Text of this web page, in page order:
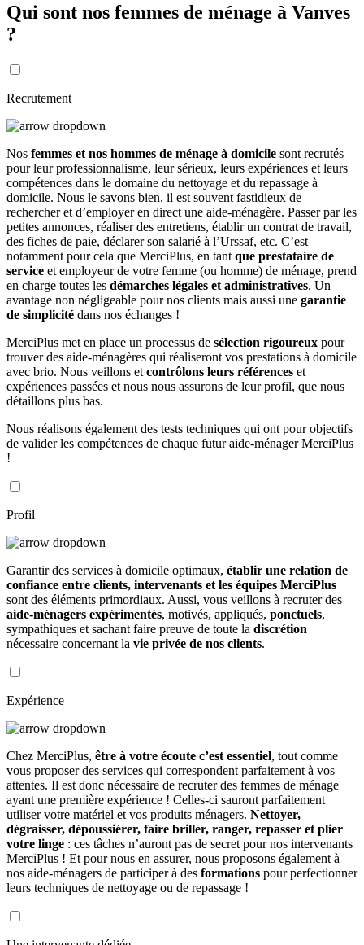
Qui sont nos femmes de ménage à Vanves
?
Recrutement
Nos femmes et nos hommes de ménage à domicile sont recrutés
pour leur professionnalisme, leur sérieux, leurs expériences et leurs
compétences dans le domaine du nettoyage et du repassage à
domicile. Nous le savons bien, il est souvent fastidieux de
rechercher et d’employer en direct une aide-ménagère. Passer par les
petites annonces, réaliser des entretiens, établir un contrat de travail,
des fiches de paie, déclarer son salarié à l’Urssaf, etc. C’est
notamment pour cela que MerciPlus, en tant que prestataire de
service et employeur de votre femme (ou homme) de ménage, prend
en charge toutes les démarches légales et administratives. Un
avantage non négligeable pour nos clients mais aussi une garantie
de simplicité dans nos échanges !
MerciPlus met en place un processus de sélection rigoureux pour
trouver des aide-ménagères qui réaliseront vos prestations à domicile
avec brio. Nous veillons et contrôlons leurs références et
expériences passées et nous nous assurons de leur profil, que nous
détaillons plus bas.
Nous réalisons également des tests techniques qui ont pour objectifs
de valider les compétences de chaque futur aide-ménager MerciPlus
!
Profil
Garantir des services à domicile optimaux, établir une relation de
confiance entre clients, intervenants et les équipes MerciPlus
sont des éléments primordiaux. Aussi, vous veillons à recruter des
aide-ménagers expérimentés, motivés, appliqués, ponctuels,
sympathiques et sachant faire preuve de toute la discrétion
nécessaire concernant la vie privée de nos clients.
Expérience
Chez MerciPlus, être à votre écoute c’est essentiel, tout comme
vous proposer des services qui correspondent parfaitement à vos
attentes. Il est donc nécessaire de recruter des femmes de ménage
ayant une première expérience ! Celles-ci sauront parfaitement
utiliser votre matériel et vos produits ménagers. Nettoyer,
dégraisser, dépoussiérer, faire briller, ranger, repasser et plier
votre linge : ces tâches n’auront pas de secret pour nos intervenants
MerciPlus ! Et pour nous en assurer, nous proposons également à
nos aide-ménagers de participer à des formations pour perfectionner
leurs techniques de nettoyage ou de repassage !